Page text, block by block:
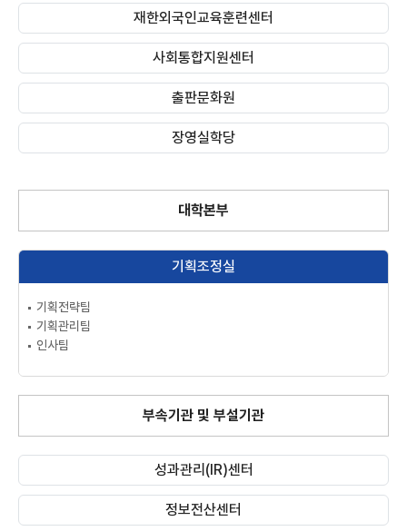
재한외국인교육훈련센터
사회통합지원센터
출판문화원
장영실학당
대학본부
기획조정실
기획전략팀
기획관리팀
인사팀
부속기관 및 부설기관
성과관리(IR)센터
정보전산센터